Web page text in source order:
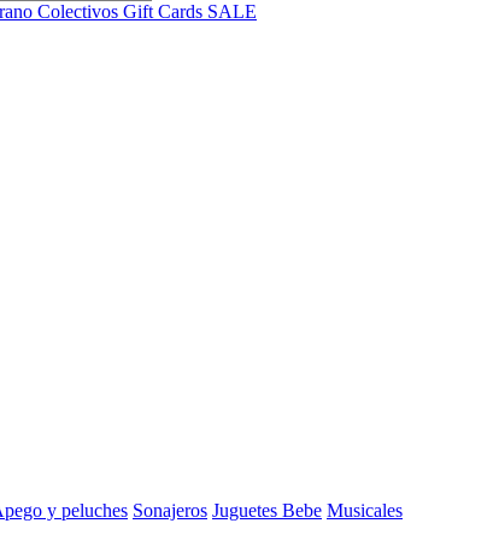
Colectivos Gift Cards SALE
y peluches Sonajeros Juguetes Bebe Musicales